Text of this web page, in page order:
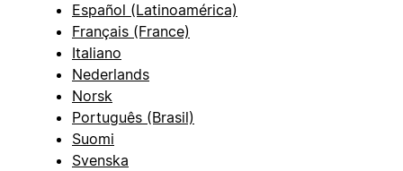
Español (Latinoamérica)
Français (France)
Italiano
Nederlands
Norsk
Português (Brasil)
Suomi
Svenska